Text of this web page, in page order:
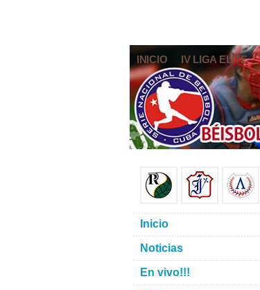
INICIO IV LIGA ELITE
Inicio
Noticias
En vivo!!!